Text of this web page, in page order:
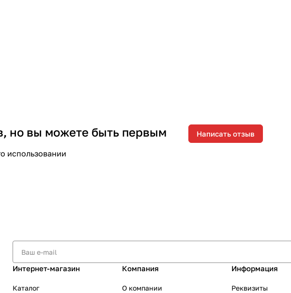
но вы можете быть первым
использовании
Написать отзыв
Интернет-магазин
Каталог
Компания
О компании
Информация
Реквизиты